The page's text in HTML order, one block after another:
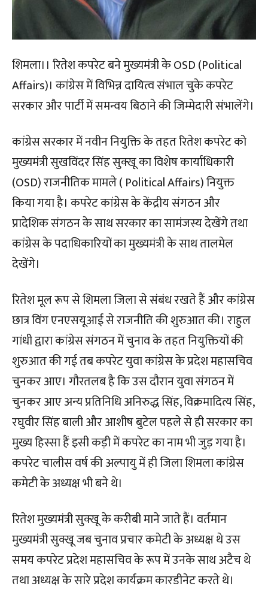
शिमला।। रितेश कपरेट बने मुख्यमंत्री के OSD (Political
Affairs)। कांग्रेस में विभिन्न दायित्व संभाल चुके कपरेट
सरकार और पार्टी में समन्वय बिठाने की जिम्मेदारी संभालेंगे।
कांग्रेस सरकार में नवीन नियुक्ति के तहत रितेश कपरेट को
मुख्यमंत्री सुखविंदर सिंह सुक्खू का विशेष कार्याधिकारी
(OSD) राजनीतिक मामले ( Political Affairs) नियुक्त
किया गया है। कपरेट कांग्रेस के केंद्रीय संगठन और
प्रादेशिक संगठन के साथ सरकार का सामंजस्य देखेंगे तथा
कांग्रेस के पदाधिकारियों का मुख्यमंत्री के साथ तालमेल
देखेंगे।
रितेश मूल रूप से शिमला जिला से संबंध रखते हैं और कांग्रेस
छात्र विंग एनएसयूआई से राजनीति की शुरुआत की। राहुल
गांधी द्वारा कांग्रेस संगठन में चुनाव के तहत नियुक्तियों की
शुरुआत की गई तब कपरेट युवा कांग्रेस के प्रदेश महासचिव
चुनकर आए। गौरतलब है कि उस दौरान युवा संगठन में
चुनकर आए अन्य प्रतिनिधि अनिरुद्ध सिंह, विक्रमादित्य सिंह,
रघुवीर सिंह बाली और आशीष बुटेल पहले से ही सरकार का
मुख्य हिस्सा हैं इसी कड़ी में कपरेट का नाम भी जुड़ गया है।
कपरेट चालीस वर्ष की अल्पायु में ही जिला शिमला कांग्रेस
कमेटी के अध्यक्ष भी बने थे।
रितेश मुख्यमंत्री सुक्खू के करीबी माने जाते हैं। वर्तमान
मुख्यमंत्री सुक्खू जब चुनाव प्रचार कमेटी के अध्यक्ष थे उस
समय कपरेट प्रदेश महासचिव के रूप में उनके साथ अटैच थे
तथा अध्यक्ष के सारे प्रदेश कार्यक्रम कारडीनेट करते थे।